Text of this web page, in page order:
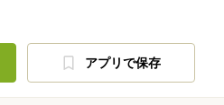
アプリで保存